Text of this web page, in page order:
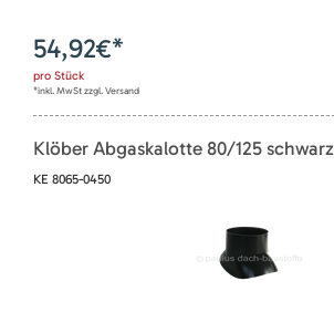
54,92€*
pro Stück
*inkl. MwSt zzgl. Versand
Klöber Abgaskalotte 80/125 schwarz
KE 8065-0450